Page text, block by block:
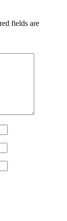
fields are